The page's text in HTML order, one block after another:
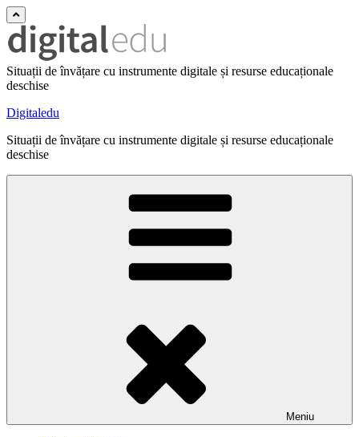
Situații de învățare cu instrumente digitale și resurse educaționale
deschise
Digitaledu
Situații de învățare cu instrumente digitale și resurse educaționale
deschise
Meniu